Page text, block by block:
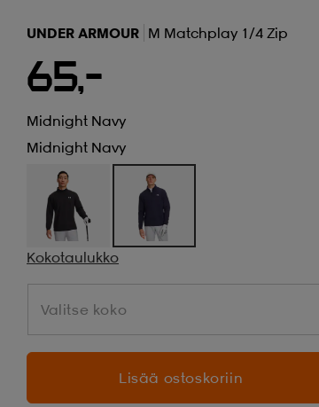
UNDER ARMOUR M Matchplay 1/4 Zip
65,-
Midnight Navy
Midnight Navy
Kokotaulukko
Valitse koko
Valitse koko
Lisää ostoskoriin